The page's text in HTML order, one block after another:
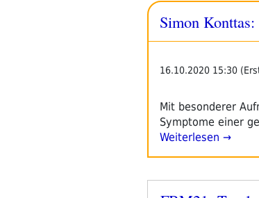
Simon
16.10.2020 15:30
Mit besonderer
Symptome einer
Weiterlesen →